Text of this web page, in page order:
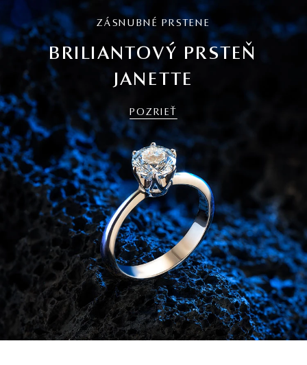
ZÁSNUBNÉ PRSTENE
BRILIANTOVÝ PRSTEŇ
JANETTE
POZRIEŤ